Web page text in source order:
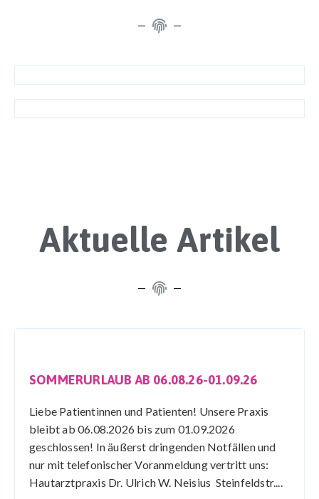
Aktuelle Artikel
SOMMERURLAUB AB 06.08.26-01.09.26
Liebe Patientinnen und Patienten! Unsere Praxis
bleibt ab 06.08.2026 bis zum 01.09.2026
geschlossen! In äußerst dringenden Notfällen und
nur mit telefonischer Voranmeldung vertritt uns:
Hautarztpraxis Dr. Ulrich W. Neisius Steinfeldstr....